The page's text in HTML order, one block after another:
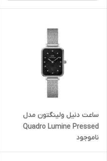
ساعت دنیل ولینگتون مدل
Quadro Lumine Pressed
صفحه سنگی (زنانه)
ناموجود